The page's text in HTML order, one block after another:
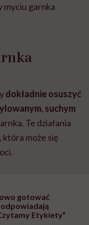
myciu garnka
dokładnie osuszyć
suchym
Te działania
która może się
gotować
Etykiety”